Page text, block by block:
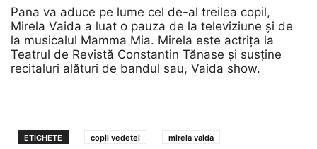
Pana va aduce pe lume cel de-al treilea copil,
Mirela Vaida a luat o pauza de la televiziune și de
la musicalul Mamma Mia. Mirela este actrița la
Teatrul de Revistă Constantin Tănase și susține
recitaluri alături de bandul sau, Vaida show.
ETICHETE copii vedetei mirela vaida